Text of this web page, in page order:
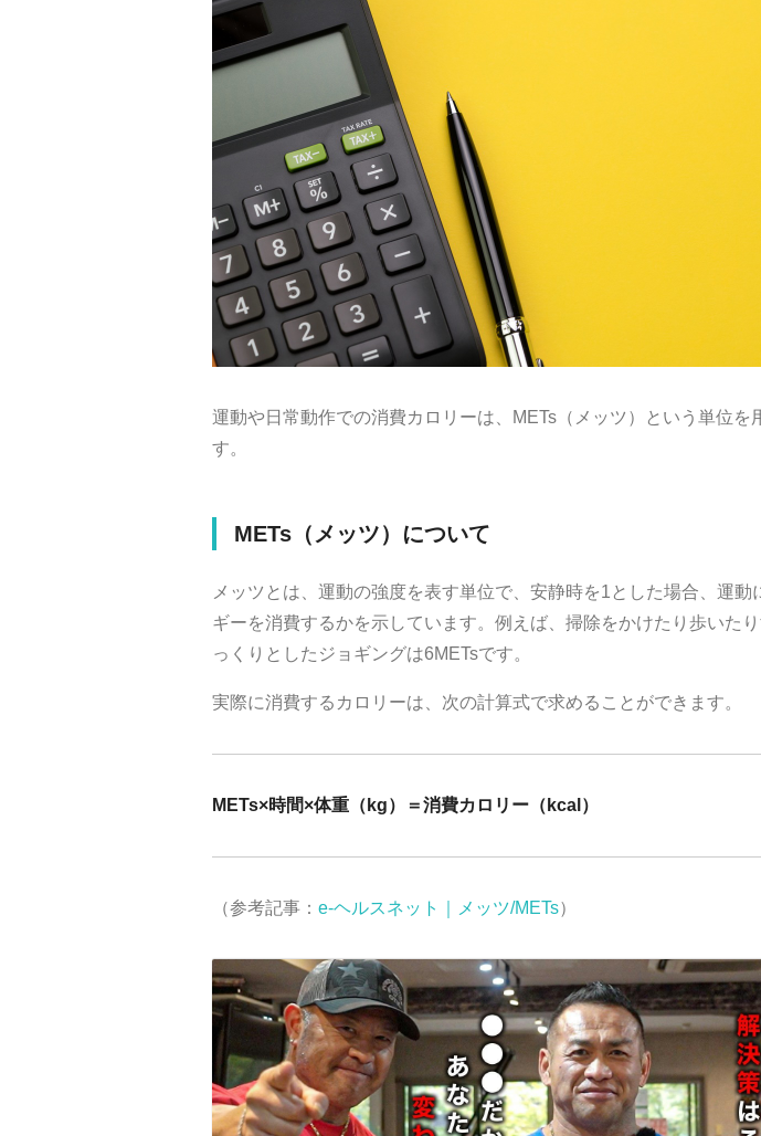
運動や日常動作での消費カロリーは、METs（メッツ）という単位を
す。
METs（メッツ）について
メッツとは、運動の強度を表す単位で、安静時を1とした場合、運
ギーを消費するかを示しています。例えば、掃除をかけたり歩いた
っくりとしたジョギングは6METsです。
実際に消費するカロリーは、次の計算式で求めることができます。
METs×時間×体重（kg）＝消費カロリー（kcal）
（参考記事： e-ヘルスネット｜メッツ/METs）